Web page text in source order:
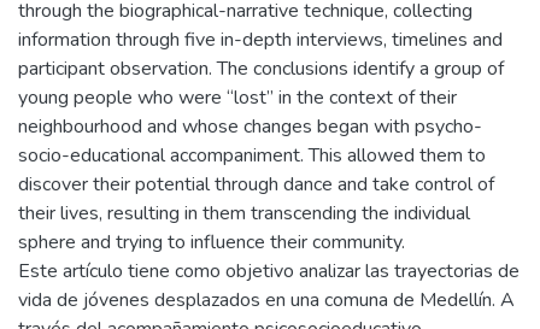
through the biographical-narrative technique, collecting
information through five in-depth interviews, timelines and
participant observation. The conclusions identify a group of
young people who were “lost” in the context of their
neighbourhood and whose changes began with psycho-
socio-educational accompaniment. This allowed them to
discover their potential through dance and take control of
their lives, resulting in them transcending the individual
sphere and trying to influence their community.
Este artículo tiene como objetivo analizar las trayectorias de
vida de jóvenes desplazados en una comuna de Medellín. A